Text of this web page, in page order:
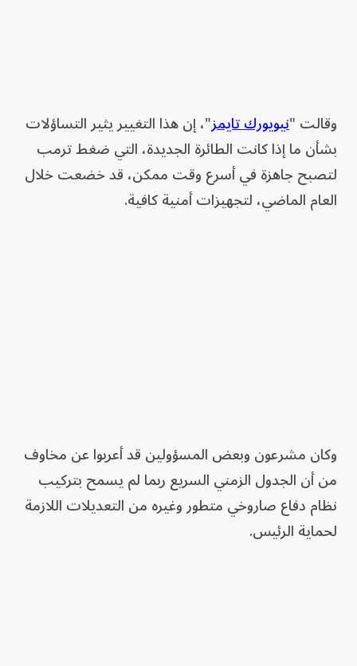
وقالت "نيويورك تايمز"، إن هذا التغيير يثير التساؤلات
بشأن ما إذا كانت الطائرة الجديدة، التي ضغط ترمب
لتصبح جاهزة في أسرع وقت ممكن، قد خضعت خلال
العام الماضي، لتجهيزات أمنية كافية.
وكان مشرعون وبعض المسؤولين قد أعربوا عن مخاوف
من أن الجدول الزمني السريع ربما لم يسمح بتركيب
نظام دفاع صاروخي متطور وغيره من التعديلات اللازمة
لحماية الرئيس.